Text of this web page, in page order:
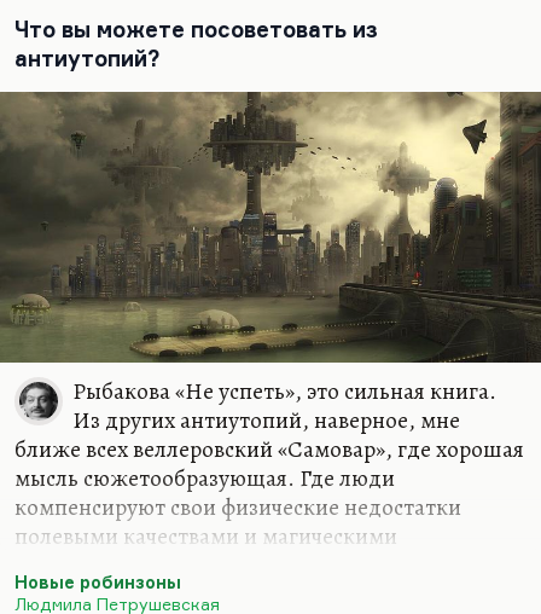
Что вы можете посоветовать из
антиутопий?
Рыбакова «Не успеть», это сильная книга.
Из других антиутопий, наверное, мне
ближе всех веллеровский «Самовар», где хорошая
мысль сюжетообразующая. Где люди
компенсируют свои физические недостатки
полевыми качествами и магическими
(людей, которые потеряли все конечности, просо
Новые робинзоны
Людмила Петрушевская